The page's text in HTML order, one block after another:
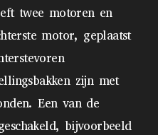
twee motoren en
motor, geplaatst
zijn met
Een van de
bijvoorbeeld